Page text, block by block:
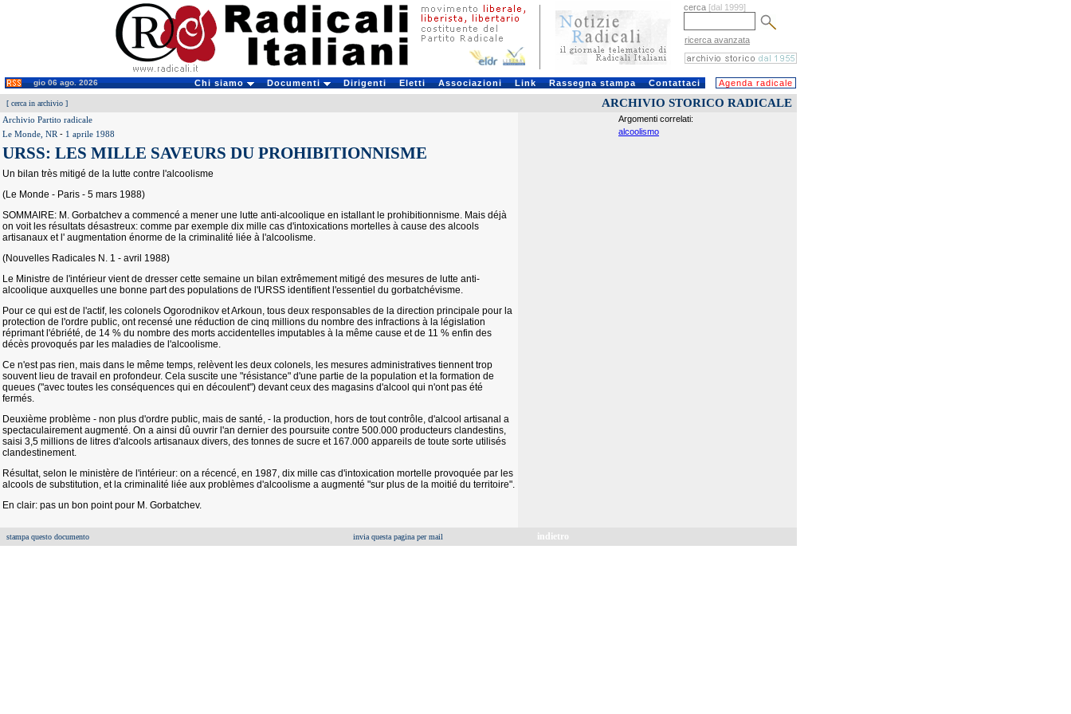
cerca [dal 1999]
ricerca avanzata
gio 06 ago. 2026 Chi siamo Documenti Dirigenti Eletti Associazioni Link Rassegna stampa Contattaci Agenda radicale
[ cerca in archivio ] ARCHIVIO STORICO RADICALE
Archivio Partito radicale
Le Monde, NR - 1 aprile 1988
URSS: LES MILLE SAVEURS DU PROHIBITIONNISME
Un bilan très mitigé de la lutte contre l'alcoolisme
(Le Monde - Paris - 5 mars 1988)
SOMMAIRE: M. Gorbatchev a commencé a mener une lutte anti-alcoolique en istallant le prohibitionnisme. Mais déjà
on voit les résultats désastreux: comme par exemple dix mille cas d'intoxications mortelles à cause des alcools
artisanaux et l' augmentation énorme de la criminalité liée à l'alcoolisme.
(Nouvelles Radicales N. 1 - avril 1988)
Le Ministre de l'intérieur vient de dresser cette semaine un bilan extrêmement mitigé des mesures de lutte anti-
alcoolique auxquelles une bonne part des populations de l'URSS identifient l'essentiel du gorbatchévisme.
Pour ce qui est de l'actif, les colonels Ogorodnikov et Arkoun, tous deux responsables de la direction principale pour la
protection de l'ordre public, ont recensé une réduction de cinq millions du nombre des infractions à la législation
réprimant l'ébriété, de 14 % du nombre des morts accidentelles imputables à la même cause et de 11 % enfin des
décès provoqués par les maladies de l'alcoolisme.
Ce n'est pas rien, mais dans le même temps, relèvent les deux colonels, les mesures administratives tiennent trop
souvent lieu de travail en profondeur. Cela suscite une "résistance" d'une partie de la population et la formation de
queues ("avec toutes les conséquences qui en découlent") devant ceux des magasins d'alcool qui n'ont pas été
fermés.
Deuxième problème - non plus d'ordre public, mais de santé, - la production, hors de tout contrôle, d'alcool artisanal a
spectaculairement augmenté. On a ainsi dû ouvrir l'an dernier des poursuite contre 500.000 producteurs clandestins,
saisi 3,5 millions de litres d'alcools artisanaux divers, des tonnes de sucre et 167.000 appareils de toute sorte utilisés
clandestinement.
Résultat, selon le ministère de l'intérieur: on a récencé, en 1987, dix mille cas d'intoxication mortelle provoquée par les
alcools de substitution, et la criminalité liée aux problèmes d'alcoolisme a augmenté "sur plus de la moitié du territoire".
En clair: pas un bon point pour M. Gorbatchev.
Argomenti correlati:
alcoolismo
stampa questo documento invia questa pagina per mail indietro